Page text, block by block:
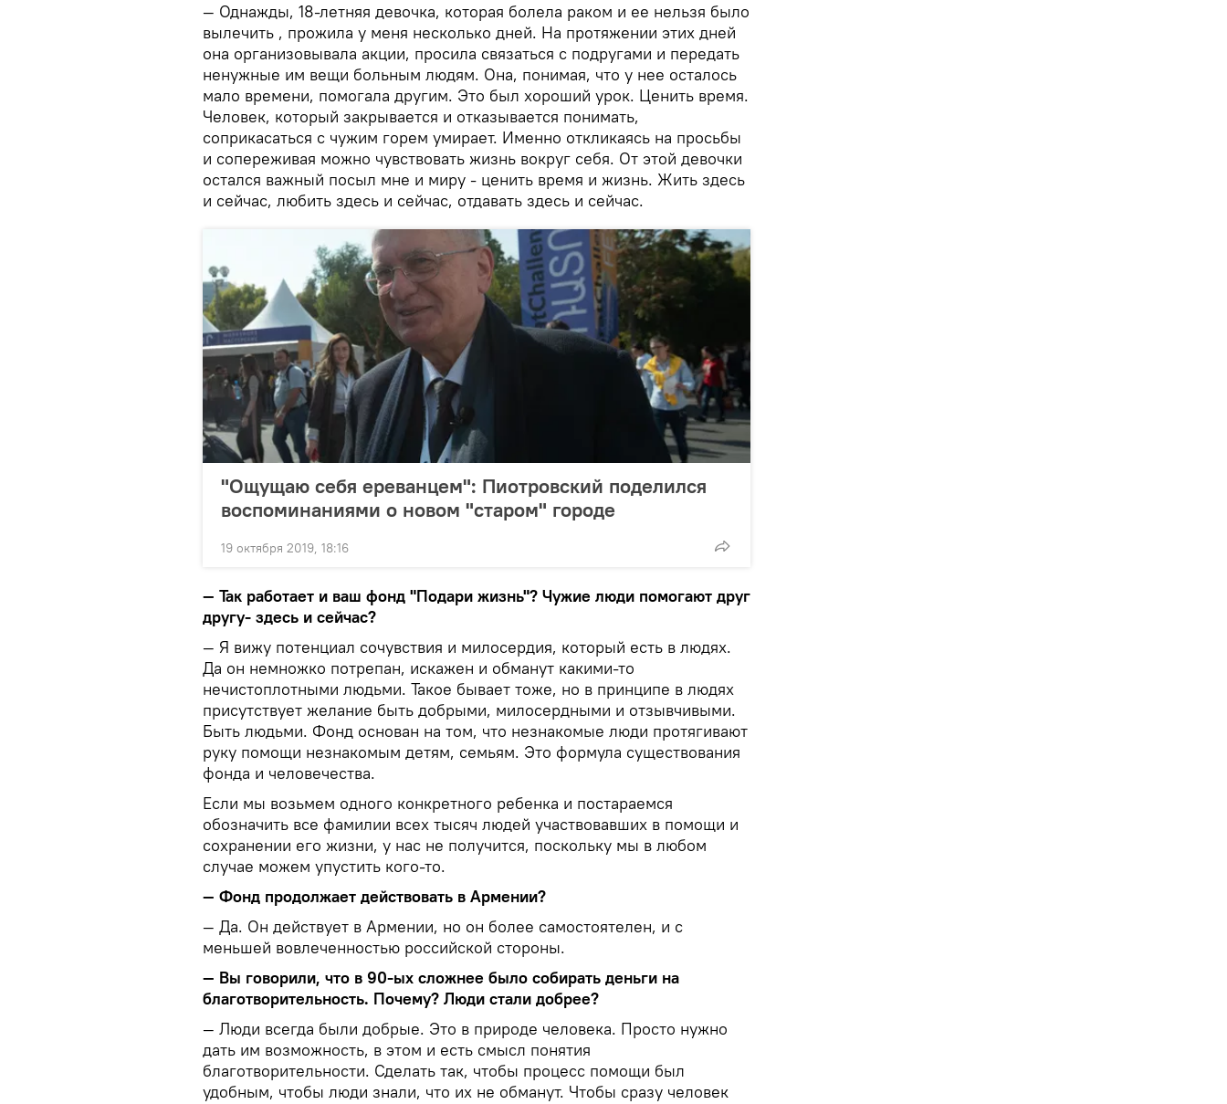
— Однажды, 18-летняя девочка, которая болела раком и ее нельзя было
вылечить , прожила у меня несколько дней. На протяжении этих дней
она организовывала акции, просила связаться с подругами и передать
ненужные им вещи больным людям. Она, понимая, что у нее осталось
мало времени, помогала другим. Это был хороший урок. Ценить время.
Человек, который закрывается и отказывается понимать,
соприкасаться с чужим горем умирает. Именно откликаясь на просьбы
и сопереживая можно чувствовать жизнь вокруг себя. От этой девочки
остался важный посыл мне и миру - ценить время и жизнь. Жить здесь
и сейчас, любить здесь и сейчас, отдавать здесь и сейчас.
"Ощущаю себя ереванцем": Пиотровский поделился
воспоминаниями о новом "старом" городе
19 октября 2019, 18:16
— Так работает и ваш фонд "Подари жизнь"? Чужие люди помогают друг
другу- здесь и сейчас?
— Я вижу потенциал сочувствия и милосердия, который есть в людях.
Да он немножко потрепан, искажен и обманут какими-то
нечистоплотными людьми. Такое бывает тоже, но в принципе в людях
присутствует желание быть добрыми, милосердными и отзывчивыми.
Быть людьми. Фонд основан на том, что незнакомые люди протягивают
руку помощи незнакомым детям, семьям. Это формула существования
фонда и человечества.
Если мы возьмем одного конкретного ребенка и постараемся
обозначить все фамилии всех тысяч людей участвовавших в помощи и
сохранении его жизни, у нас не получится, поскольку мы в любом
случае можем упустить кого-то.
— Фонд продолжает действовать в Армении?
— Да. Он действует в Армении, но он более самостоятелен, и с
меньшей вовлеченностью российской стороны.
— Вы говорили, что в 90-ых сложнее было собирать деньги на
благотворительность. Почему? Люди стали добрее?
— Люди всегда были добрые. Это в природе человека. Просто нужно
дать им возможность, в этом и есть смысл понятия
благотворительности. Сделать так, чтобы процесс помощи был
удобным, чтобы люди знали, что их не обманут. Чтобы сразу человек